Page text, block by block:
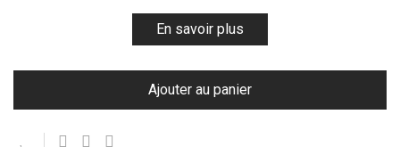
En savoir plus
Ajouter au panier